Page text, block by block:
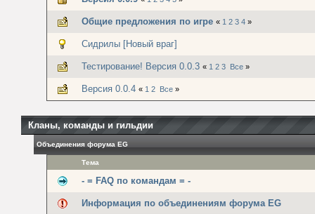
Общие предложения по игре « 1 2 3 4 »
Сидрилы [Новый враг]
Тестирование! Версия 0.0.3 « 1 2 3 Все »
Версия 0.0.4 « 1 2 Все »
Кланы, команды и гильдии
Объединения форума EG
Тема
- = FAQ по командам = -
Информация по объединениям форума EG